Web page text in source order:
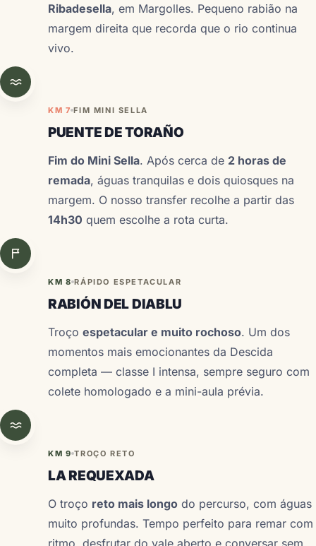
Ribadesella, em Margolles. Pequeno rabião na
margem direita que recorda que o rio continua
vivo.
KM 7 FIM MINI SELLA
PUENTE DE TORAÑO
Fim do Mini Sella. Após cerca de 2 horas de
remada, águas tranquilas e dois quiosques na
margem. O nosso transfer recolhe a partir das
14h30 quem escolhe a rota curta.
KM 8 RÁPIDO ESPETACULAR
RABIÓN DEL DIABLU
Troço espetacular e muito rochoso. Um dos
momentos mais emocionantes da Descida
completa — classe I intensa, sempre seguro com
colete homologado e a mini-aula prévia.
KM 9 TROÇO RETO
LA REQUEXADA
O troço reto mais longo do percurso, com águas
muito profundas. Tempo perfeito para remar com
ritmo, desfrutar do vale aberto e conversar sem